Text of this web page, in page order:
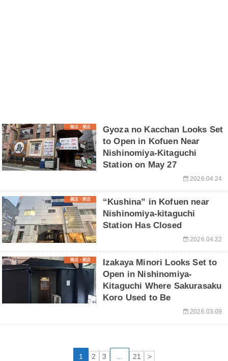
開店・閉店
Gyoza no Kacchan Looks Set
to Open in Kofuen Near
Nishinomiya-Kitaguchi
Station on May 27
2026.04.24
開店・閉店
“Kushina” in Kofuen near
Nishinomiya-kitaguchi
Station Has Closed
2026.04.22
開店・閉店
Izakaya Minori Looks Set to
Open in Nishinomiya-
Kitaguchi Where Sakurasaku
Koro Used to Be
2026.03.09
1 2 3 21 >